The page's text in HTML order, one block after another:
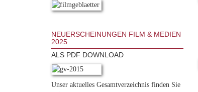
NEUERSCHEINUNGEN FILM & MEDIEN
2025
ALS PDF DOWNLOAD
Unser aktuelles Gesamtverzeichnis finden Sie